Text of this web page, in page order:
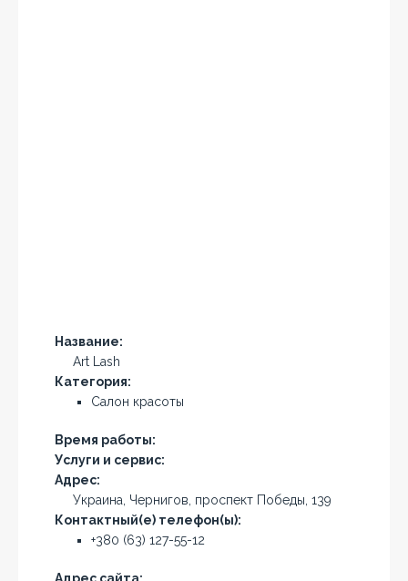
Название:
Art Lash
Категория:
Салон красоты
Время работы:
Услуги и сервис:
Адрес:
Украина, Чернигов, проспект Победы, 139
Контактный(е) телефон(ы):
+380 (63) 127-55-12